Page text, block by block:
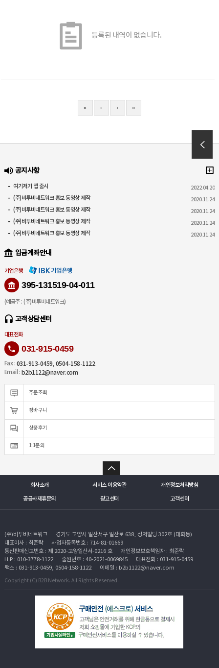
등록된 내역이 없습니다.
« ‹ › »
공지사항
여기저기 앱 출시 2022.04.20
(주)비투비네트워크 홍보 동영상 제작 2020.11.24
(주)비투비네트워크 홍보 동영상 제작 2020.11.24
(주)비투비네트워크 홍보 동영상 제작 2020.11.24
(주)비투비네트워크 홍보 동영상 제작 2020.11.24
입금계좌안내
기업은행
395-131519-04-011
(예금주 : (주)비투비네트워크)
고객상담센터
대표전화
031-915-0459
Fax : 031-913-0459, 0504-158-1122
Email : b2b1122@naver.com
주문조회
장바구니
상품후기
1:1문의
회사소개 서비스 이용약관 개인정보처리방침
공급사제휴문의 광고센터 고객센터
(주)비투비네트워크
경기도 고양시 일산서구 일산로 638, 성저빌딩 302호 (대화동)
대표이사 : 최준락
사업자등록번호 : 714-81-01669
통신판매신고번호 : 제 2020-고양일산서-0216 호
개인정보보호책임자 : 최준락
H.P : 010-3778-1122
출원번호 : 40-2021-0069845
대표전화 : 031-915-0459
팩스 : 031-913-0459, 0504-158-1122
이메일 : b2b1122@naver.com
Copyright (C) B2B Network. All Rights Reserved.